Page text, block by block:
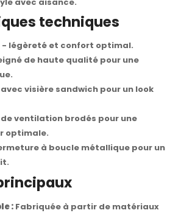
techniques
- légèreté et confort optimal.
de haute qualité pour une
visière sandwich pour un look
de ventilation brodés pour une
optimale.
à boucle métallique pour un
: Fabriquée à partir de matériaux